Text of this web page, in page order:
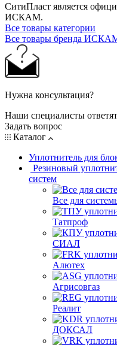
СитиПласт является
ИСКАМ.
Все товары категории
Все товары бренда
Нужна консультация?
Наши специалисты
Задать вопрос
Каталог
Уплотнитель для
Резиновый
систем
Все для
Татпроф
СИАЛ
Алютех
Агрисовгаз
Реалит
ДОКСАЛ